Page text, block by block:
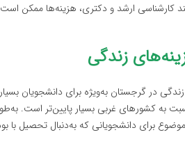
ارشد و دکتری، هزینه‌ها ممکن است بین ۲۵۰۰ تا ۶۰۰۰ دلار در
زندگی
در گرجستان به‌ویژه برای دانشجویان
برای دانشجویانی که به‌دنبال تحصیل